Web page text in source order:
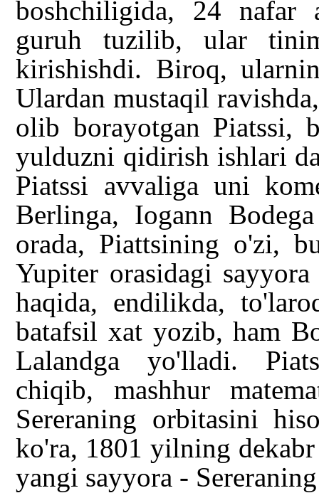
boshchiligida, 24 nafar
guruh tuzilib, ular
kirishishdi. Biroq,
Ulardan mustaqil
olib borayotgan Piatssi,
yulduzni qidirish ishlari
Piatssi avvaliga uni
Berlinga, Iogann
orada, Piattsining o'zi,
Yupiter orasidagi
haqida, endilikda,
batafsil xat yozib, ham
Lalandga yo'lladi.
chiqib, mashhur
Sereraning orbitasini
ko'ra, 1801 yilning
yangi sayyora -